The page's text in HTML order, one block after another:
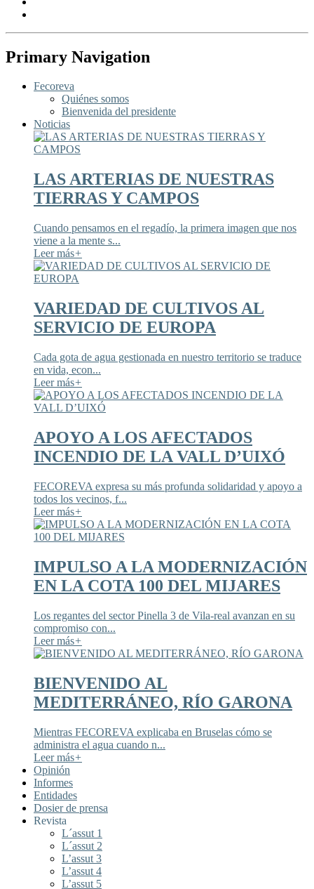
Primary Navigation
Fecoreva
Quiénes somos
Bienvenida del presidente
Noticias
LAS ARTERIAS DE NUESTRAS
TIERRAS Y CAMPOS
Cuando pensamos en el regadío, la primera imagen que nos
viene a la mente s...
Leer más+
VARIEDAD DE CULTIVOS AL
SERVICIO DE EUROPA
Cada gota de agua gestionada en nuestro territorio se traduce
en vida, econ...
Leer más+
APOYO A LOS AFECTADOS
INCENDIO DE LA VALL D’UIXÓ
FECOREVA expresa su más profunda solidaridad y apoyo a
todos los vecinos, f...
Leer más+
IMPULSO A LA MODERNIZACIÓN
EN LA COTA 100 DEL MIJARES
Los regantes del sector Pinella 3 de Vila-real avanzan en su
compromiso con...
Leer más+
BIENVENIDO AL
MEDITERRÁNEO, RÍO GARONA
Mientras FECOREVA explicaba en Bruselas cómo se
administra el agua cuando n...
Leer más+
Opinión
Informes
Entidades
Dosier de prensa
Revista
L´assut 1
L´assut 2
L’assut 3
L’assut 4
L’assut 5